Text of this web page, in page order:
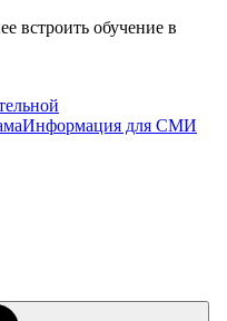
встроить обучение в
Информация для СМИ